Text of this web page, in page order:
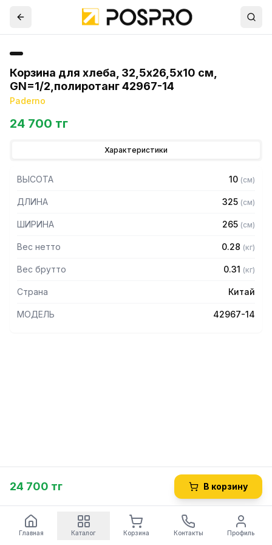
Корзина для хлеба, 32,5х26,5х10 см,
GN=1/2,полиротанг 42967-14
Paderno
24 700 тг
Характеристики
ВЫСОТА 10 (см)
ДЛИНА 325 (см)
ШИРИНА 265 (см)
Вес нетто 0.28 (кг)
Вес брутто 0.31 (кг)
Страна Китай
МОДЕЛЬ 42967-14
24 700 тг В корзину
Главная Каталог Корзина Контакты Профиль